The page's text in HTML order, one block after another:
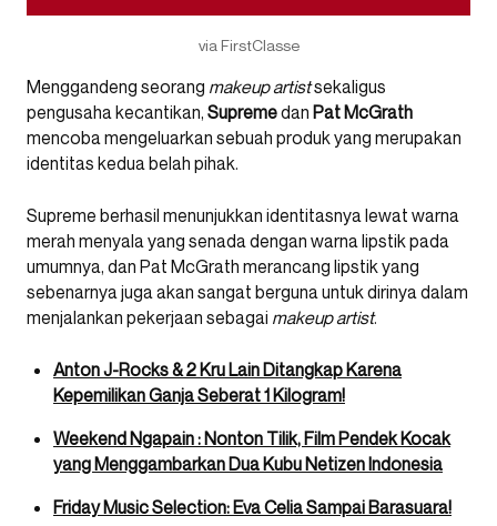
via FirstClasse
Menggandeng seorang makeup artistsekaligus
pengusaha kecantikan, Supremedan Pat McGrath
mencoba mengeluarkan sebuah produk yang merupakan
identitas kedua belah pihak.
Supreme berhasil menunjukkan identitasnya lewat warna
merah menyala yang senada dengan warna lipstik pada
umumnya, dan Pat McGrath merancang lipstik yang
sebenarnya juga akan sangat berguna untuk dirinya dalam
menjalankan pekerjaan sebagai makeup artist.
Anton J-Rocks & 2 Kru Lain Ditangkap Karena
Kepemilikan Ganja Seberat 1 Kilogram!
Weekend Ngapain : Nonton Tilik, Film Pendek Kocak
yang Menggambarkan Dua Kubu Netizen Indonesia
Friday Music Selection: Eva Celia Sampai Barasuara!